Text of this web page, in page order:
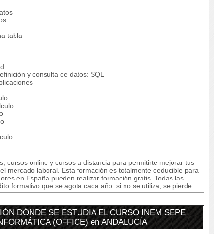
tabla
y consulta de datos: SQL
cursos online y cursos a distancia para permitirte mejorar tus
mercado laboral. Esta formación es totalmente deducible para
en España pueden realizar formación gratis. Todas las
formativo que se agota cada año: si no se utiliza, se pierde
DÓNDE SE ESTUDIA EL CURSO INEM SEPE
(OFFICE) en ANDALUCÍA